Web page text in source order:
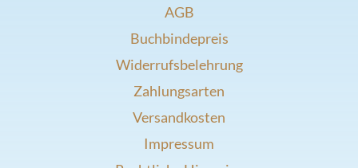
AGB
Buchbindepreis
Widerrufsbelehrung
Zahlungsarten
Versandkosten
Impressum